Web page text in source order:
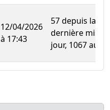
12/04/2026
à 17:43
57 depuis la
dernière mise à
jour, 1067 au